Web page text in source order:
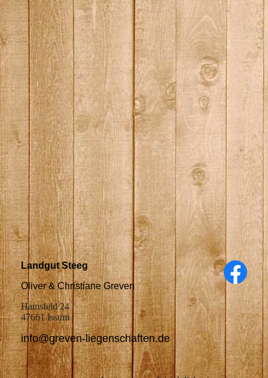
Landgut Steeg
Oliver & Christiane Greven
Hamsfeld 24
47661 Issum
info@greven-liegenschaften.de